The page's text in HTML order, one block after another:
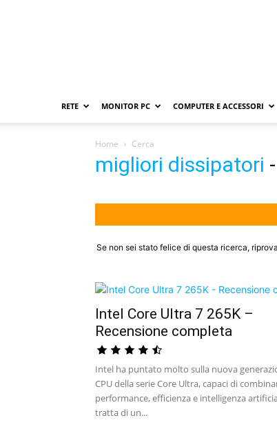
RETE MONITOR PC COMPUTER E ACCESSORI
Home Cerca
migliori dissipatori -
Se non sei stato felice di questa ricerca,
Intel Core Ultra 7 265K –
Recensione completa
Intel ha puntato molto sulla nuova
CPU della serie Core Ultra, capaci di
performance, efficienza e intelligenza
tratta di un...